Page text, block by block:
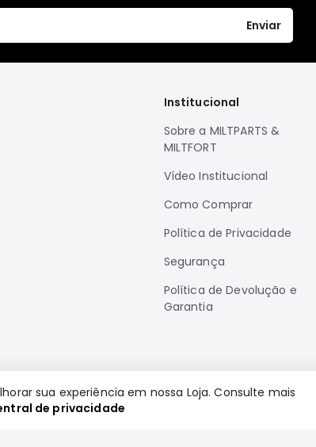
Enviar
Institucional
Sobre a MILTPARTS &
MILTFORT
Vídeo Institucional
Como Comprar
Política de Privacidade
Segurança
Política de Devolução e
Garantia
sua experiência em nossa Loja. Consulte mais
de privacidade